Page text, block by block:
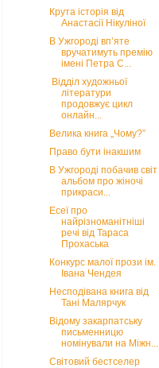
Крута історія від
Анастасії Нікуліної
В Ужгороді вп’яте
вручатимуть премію
імені Петра С...
Відділ художньої
літератури
продовжує цикл
онлайн...
Велика книга „Чому?”
Право бути інакшим
В Ужгороді побачив світ
альбом про жіночі
прикраси...
Есеї про
найрізноманітніші
речі від Тараса
Прохаська
Конкурс малої прози ім.
Івана Чендея
Несподівана книга від
Тані Малярчук
Відому закарпатську
письменницю
номінували на Міжн...
Світовий бестселер